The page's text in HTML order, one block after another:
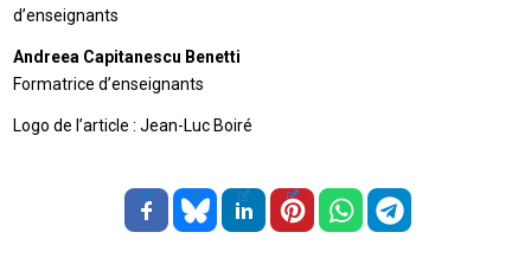
d’enseignants
Andreea Capitanescu Benetti
Formatrice d’enseignants
Logo de l’article : Jean-Luc Boiré